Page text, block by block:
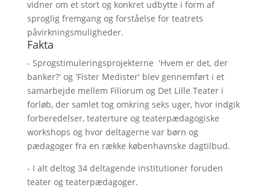
vidner om et stort og konkret udbytte i form af
sproglig fremgang og forståelse for teatrets
påvirkningsmuligheder.
Fakta
- Sprogstimuleringsprojekterne 'Hvem er det, der
banker?' og 'Fister Medister' blev gennemført i et
samarbejde mellem Filiorum og Det Lille Teater i
forløb, der samlet tog omkring seks uger, hvor indgik
forberedelser, teaterture og teaterpædagogiske
workshops og hvor deltagerne var børn og
pædagoger fra en række københavnske dagtilbud.
- I alt deltog 34 deltagende institutioner foruden
teater og teaterpædagoger.